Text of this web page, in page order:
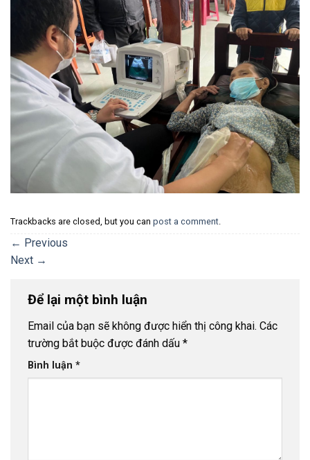
Trackbacks are closed, but you can post a comment
← Previous
Next →
Để lại một bình luận
Email của bạn sẽ không được hiển thị công khai. Các
trường bắt buộc được đánh dấu *
Bình luận *